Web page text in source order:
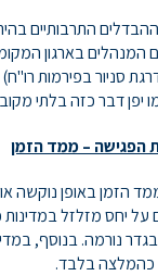
התרבותיים
בארגון
סניור בפירמות
יפן דבר כזה בלתי
הפגישה – ממד הזמן
הזמן באופן נוקשה
על יחס מזלזל
נורמה. בנוסף,
כהמלצה בלבד.